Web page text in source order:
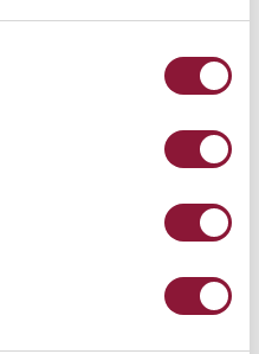
Machen Sie Ihren Arbeitsplatz
individuelles Angebot an.